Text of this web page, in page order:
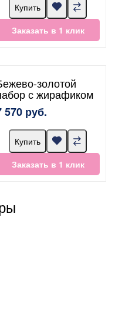
Купить
Заказать в 1 клик
золотой
с жирафиком
570 руб.
Купить
Заказать в 1 клик